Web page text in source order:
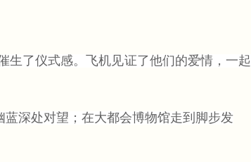
生了仪式感。飞机见证了他们的爱情，一起
深处对望；在大都会博物馆走到脚步发